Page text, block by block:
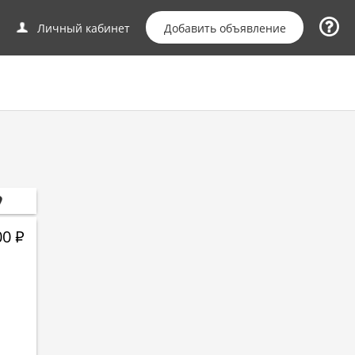
Личный кабинет Добавить объявление
Р